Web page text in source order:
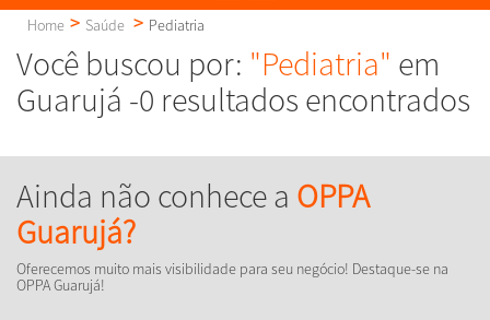
Home
Saúde Pediatria
Você buscou por: "Pediatria" em
Guarujá -0 resultados encontrados
Ainda não conhece a OPPA
Guarujá?
Oferecemos muito mais visibilidade para seu negócio! Destaque-se na
OPPA Guarujá!